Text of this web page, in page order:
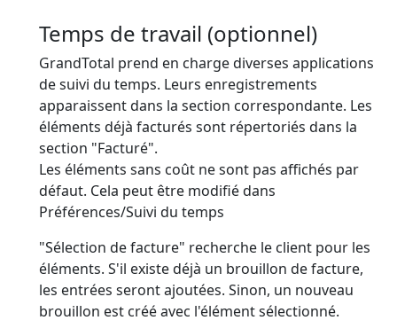
Temps de travail (optionnel)
GrandTotal prend en charge diverses applications
de suivi du temps. Leurs enregistrements
apparaissent dans la section correspondante. Les
éléments déjà facturés sont répertoriés dans la
section "Facturé".
Les éléments sans coût ne sont pas affichés par
défaut. Cela peut être modifié dans
Préférences/Suivi du temps
"Sélection de facture" recherche le client pour les
éléments. S'il existe déjà un brouillon de facture,
les entrées seront ajoutées. Sinon, un nouveau
brouillon est créé avec l'élément sélectionné.